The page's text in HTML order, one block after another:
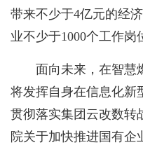
带来不少于4亿元的经
业不少于1000个工作岗
面向未来，在智慧
将发挥自身在信息化新
贯彻落实集团云改数转
院关于加快推进国有